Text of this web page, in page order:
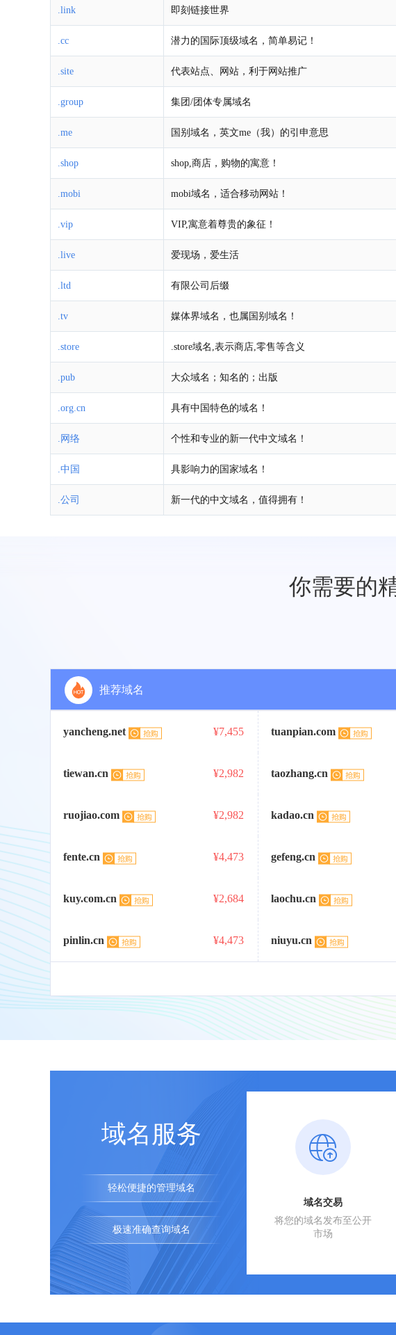
.link 即刻链接世界
.cc 潜力的国际顶级域名，简单易记！
.site 代表站点、网站，利于网站推广
.group 集团/团体专属域名
.me 国别域名，英文me（我）的引申意思
.shop shop,商店，购物的寓意！
.mobi mobi域名，适合移动网站！
.vip VIP,寓意着尊贵的象征！
.live 爱现场，爱生活
.ltd 有限公司后缀
.tv 媒体界域名，也属国别域名！
.store .store域名,表示商店,零售等含义
.pub 大众域名；知名的；出版
.org.cn 具有中国特色的域名！
.网络 个性和专业的新一代中文域名！
.中国 具影响力的国家域名！
.公司 新一代的中文域名，值得拥有！
你需要的
推荐域名
yancheng.net ¥7,455 tuanpian.com
tiewan.cn ¥2,982 taozhang.cn
ruojiao.com ¥2,982 kadao.cn
fente.cn ¥4,473 gefeng.cn
kuy.com.cn ¥2,684 laochu.cn
pinlin.cn ¥4,473 niuyu.cn
域名服务
轻松便捷的管理域名
极速准确查询域名
域名交易
将您的域名发布至公开
市场